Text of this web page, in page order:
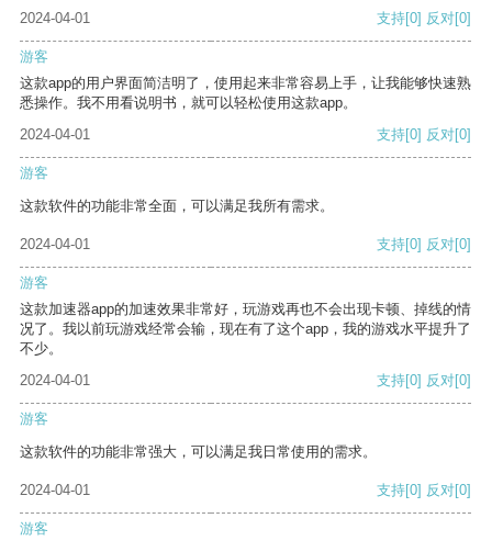
2024-04-01
支持[0] 反对[0]
游客
这款app的用户界面简洁明了，使用起来非常容易上手，让我能够快速熟
悉操作。我不用看说明书，就可以轻松使用这款app。
2024-04-01
支持[0] 反对[0]
游客
这款软件的功能非常全面，可以满足我所有需求。
2024-04-01 支持[0] 反对[0]
游客
这款加速器app的加速效果非常好，玩游戏再也不会出现卡顿、掉线的情
况了。我以前玩游戏经常会输，现在有了这个app，我的游戏水平提升了
不少。
2024-04-01
支持[0] 反对[0]
游客
这款软件的功能非常强大，可以满足我日常使用的需求。
2024-04-01 支持[0] 反对[0]
游客